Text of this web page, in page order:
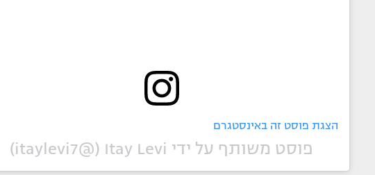
הצגת פוסט זה באינסטגרם
פוסט משותף על ידי ‏‎Itay Levi‎‏ (@‏‎itaylevi7‎‏)